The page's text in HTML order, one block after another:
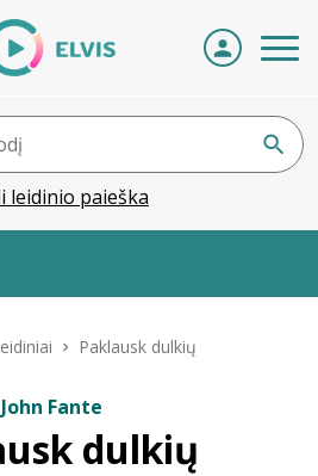
leidinio paieška
Paklausk dulkių
John Fante
dulkių